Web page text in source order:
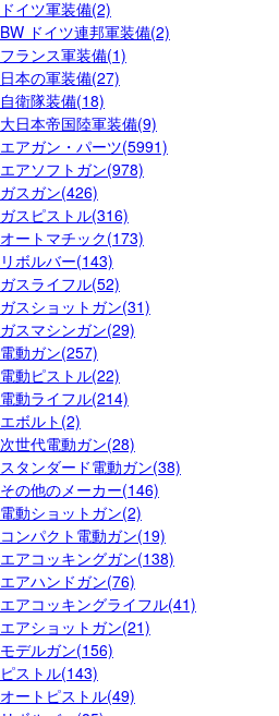
ドイツ軍装備(2)
BW ドイツ連邦軍装備(2)
フランス軍装備(1)
日本の軍装備(27)
自衛隊装備(18)
大日本帝国陸軍装備(9)
エアガン・パーツ(5991)
エアソフトガン(978)
ガスガン(426)
ガスピストル(316)
オートマチック(173)
リボルバー(143)
ガスライフル(52)
ガスショットガン(31)
ガスマシンガン(29)
電動ガン(257)
電動ピストル(22)
電動ライフル(214)
エボルト(2)
次世代電動ガン(28)
スタンダード電動ガン(38)
その他のメーカー(146)
電動ショットガン(2)
コンパクト電動ガン(19)
エアコッキングガン(138)
エアハンドガン(76)
エアコッキングライフル(41)
エアショットガン(21)
モデルガン(156)
ピストル(143)
オートピストル(49)